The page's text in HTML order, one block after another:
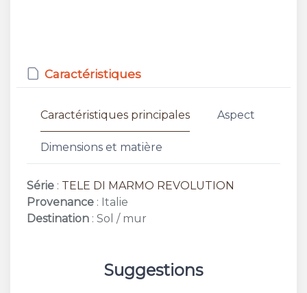
Caractéristiques
Caractéristiques principales Aspect
Dimensions et matière
Série : TELE DI MARMO REVOLUTION
Provenance : Italie
Destination : Sol / mur
Suggestions